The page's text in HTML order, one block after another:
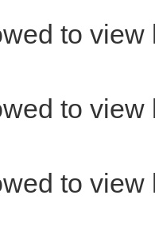
to
to
to